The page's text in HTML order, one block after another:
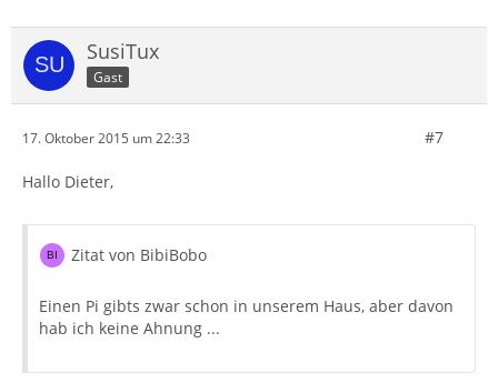
SusiTux
Gast
17. Oktober 2015 um 22:33 #7
Hallo Dieter,
Zitat von BibiBobo
Einen Pi gibts zwar schon in unserem Haus, aber davon
hab ich keine Ahnung ...